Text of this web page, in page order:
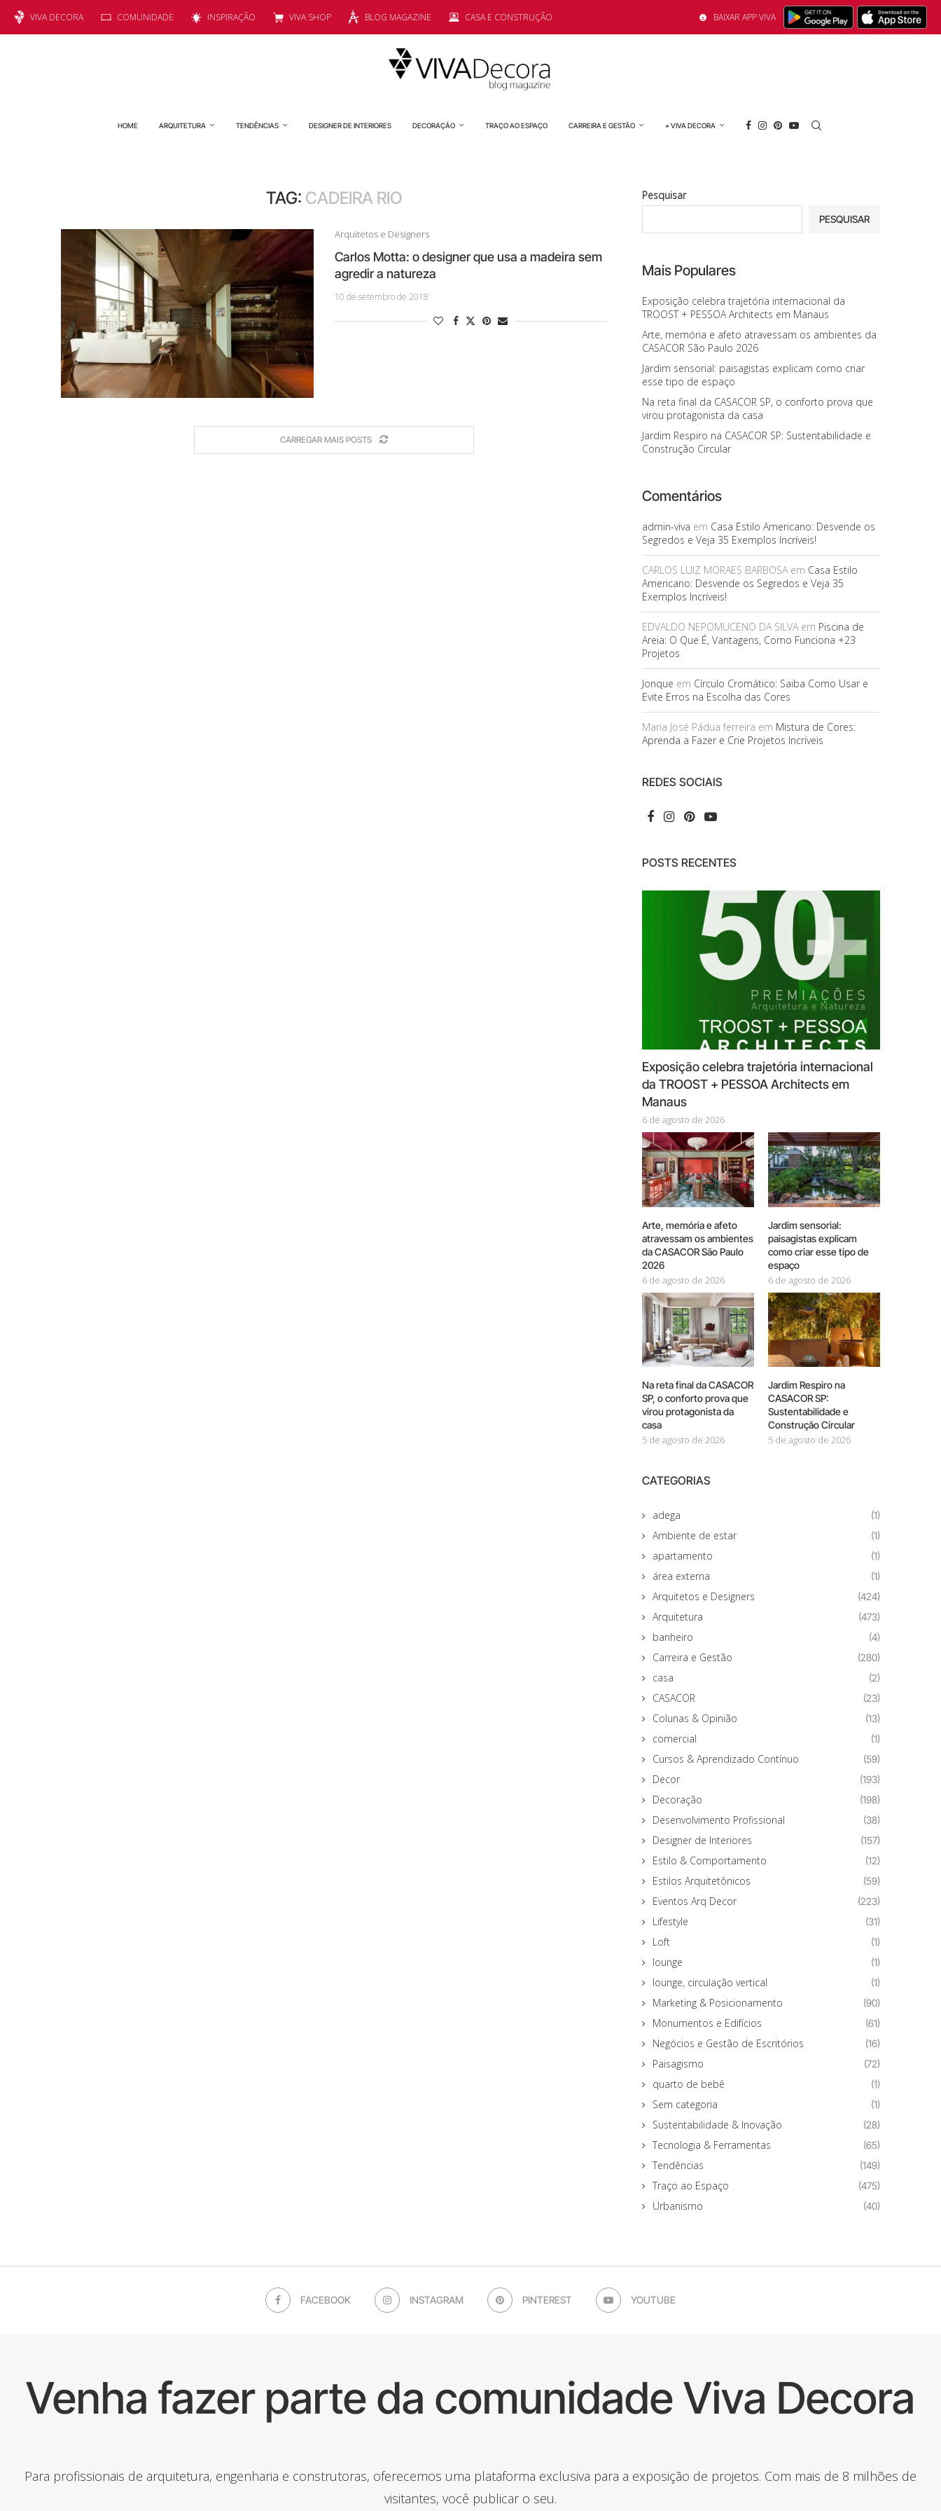
VIVA DECORA COMUNIDADE INSPIRAÇÃO VIVA SHOP BLOG MAGAZINE CASA E CONSTRUÇÃO BAIXAR APP VIVA
HOME ARQUITETURA TENDÊNCIAS DESIGNER DE INTERIORES DECORAÇÃO TRAÇO AO ESPAÇO CARREIRA E GESTÃO + VIVA DECORA
TAG: CADEIRA RIO
Arquitetos e Designers
Carlos Motta: o designer que usa a madeira sem
agredir a natureza
10 de setembro de 2018
CARREGAR MAIS POSTS
Pesquisar
PESQUISAR
Mais Populares
Exposição celebra trajetória internacional da
TROOST + PESSOA Architects em Manaus
Arte, memória e afeto atravessam os ambientes da
CASACOR São Paulo 2026
Jardim sensorial: paisagistas explicam como criar
esse tipo de espaço
Na reta final da CASACOR SP, o conforto prova que
virou protagonista da casa
Jardim Respiro na CASACOR SP: Sustentabilidade e
Construção Circular
Comentários
admin-viva em Casa Estilo Americano: Desvende os
Segredos e Veja 35 Exemplos Incríveis!
CARLOS LUIZ MORAES BARBOSAem Casa Estilo
Americano: Desvende os Segredos e Veja 35
Exemplos Incríveis!
EDVALDO NEPOMUCENO DA SILVAem Piscina de
Areia: O Que É, Vantagens, Como Funciona +23
Projetos
Jonque em Círculo Cromático: Saiba Como Usar e
Evite Erros na Escolha das Cores
Maria José Pádua ferreira em Mistura de Cores:
Aprenda a Fazer e Crie Projetos Incríveis
REDES SOCIAIS
POSTS RECENTES
Exposição celebra trajetória internacional
da TROOST + PESSOA Architects em
Manaus
6 de agosto de 2026
Arte, memória e afeto
atravessam os ambientes
da CASACOR São Paulo
2026
6 de agosto de 2026
Jardim sensorial:
paisagistas explicam
como criar esse tipo de
espaço
6 de agosto de 2026
Na reta final da CASACOR
SP, o conforto prova que
virou protagonista da
casa
5 de agosto de 2026
Jardim Respiro na
CASACOR SP:
Sustentabilidade e
Construção Circular
5 de agosto de 2026
CATEGORIAS
adega (1)
Ambiente de estar (1)
apartamento (1)
área externa (1)
Arquitetos e Designers (424)
Arquitetura (473)
banheiro (4)
Carreira e Gestão (280)
casa (2)
CASACOR (23)
Colunas & Opinião (13)
comercial (1)
Cursos & Aprendizado Contínuo (59)
Decor (193)
Decoração (198)
Desenvolvimento Profissional (38)
Designer de Interiores (157)
Estilo & Comportamento (12)
Estilos Arquitetônicos (59)
Eventos Arq Decor (223)
Lifestyle (31)
Loft (1)
lounge (1)
lounge, circulação vertical (1)
Marketing & Posicionamento (90)
Monumentos e Edifícios (61)
Negócios e Gestão de Escritórios (16)
Paisagismo (72)
quarto de bebê (1)
Sem categoria (1)
Sustentabilidade & Inovação (28)
Tecnologia & Ferramentas (65)
Tendências (149)
Traço ao Espaço (475)
Urbanismo (40)
FACEBOOK INSTAGRAM PINTEREST YOUTUBE
Venha fazer parte da comunidade Viva Decora
Para profissionais de arquitetura, engenharia e construtoras, oferecemos uma plataforma exclusiva para a exposição de projetos. Com mais de 8 milhões de
visitantes, você publicar o seu.